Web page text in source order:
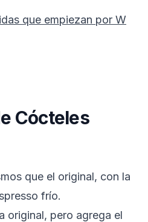
que empiezan por W
Cócteles
que el original, con la
frío.
original, pero agrega el